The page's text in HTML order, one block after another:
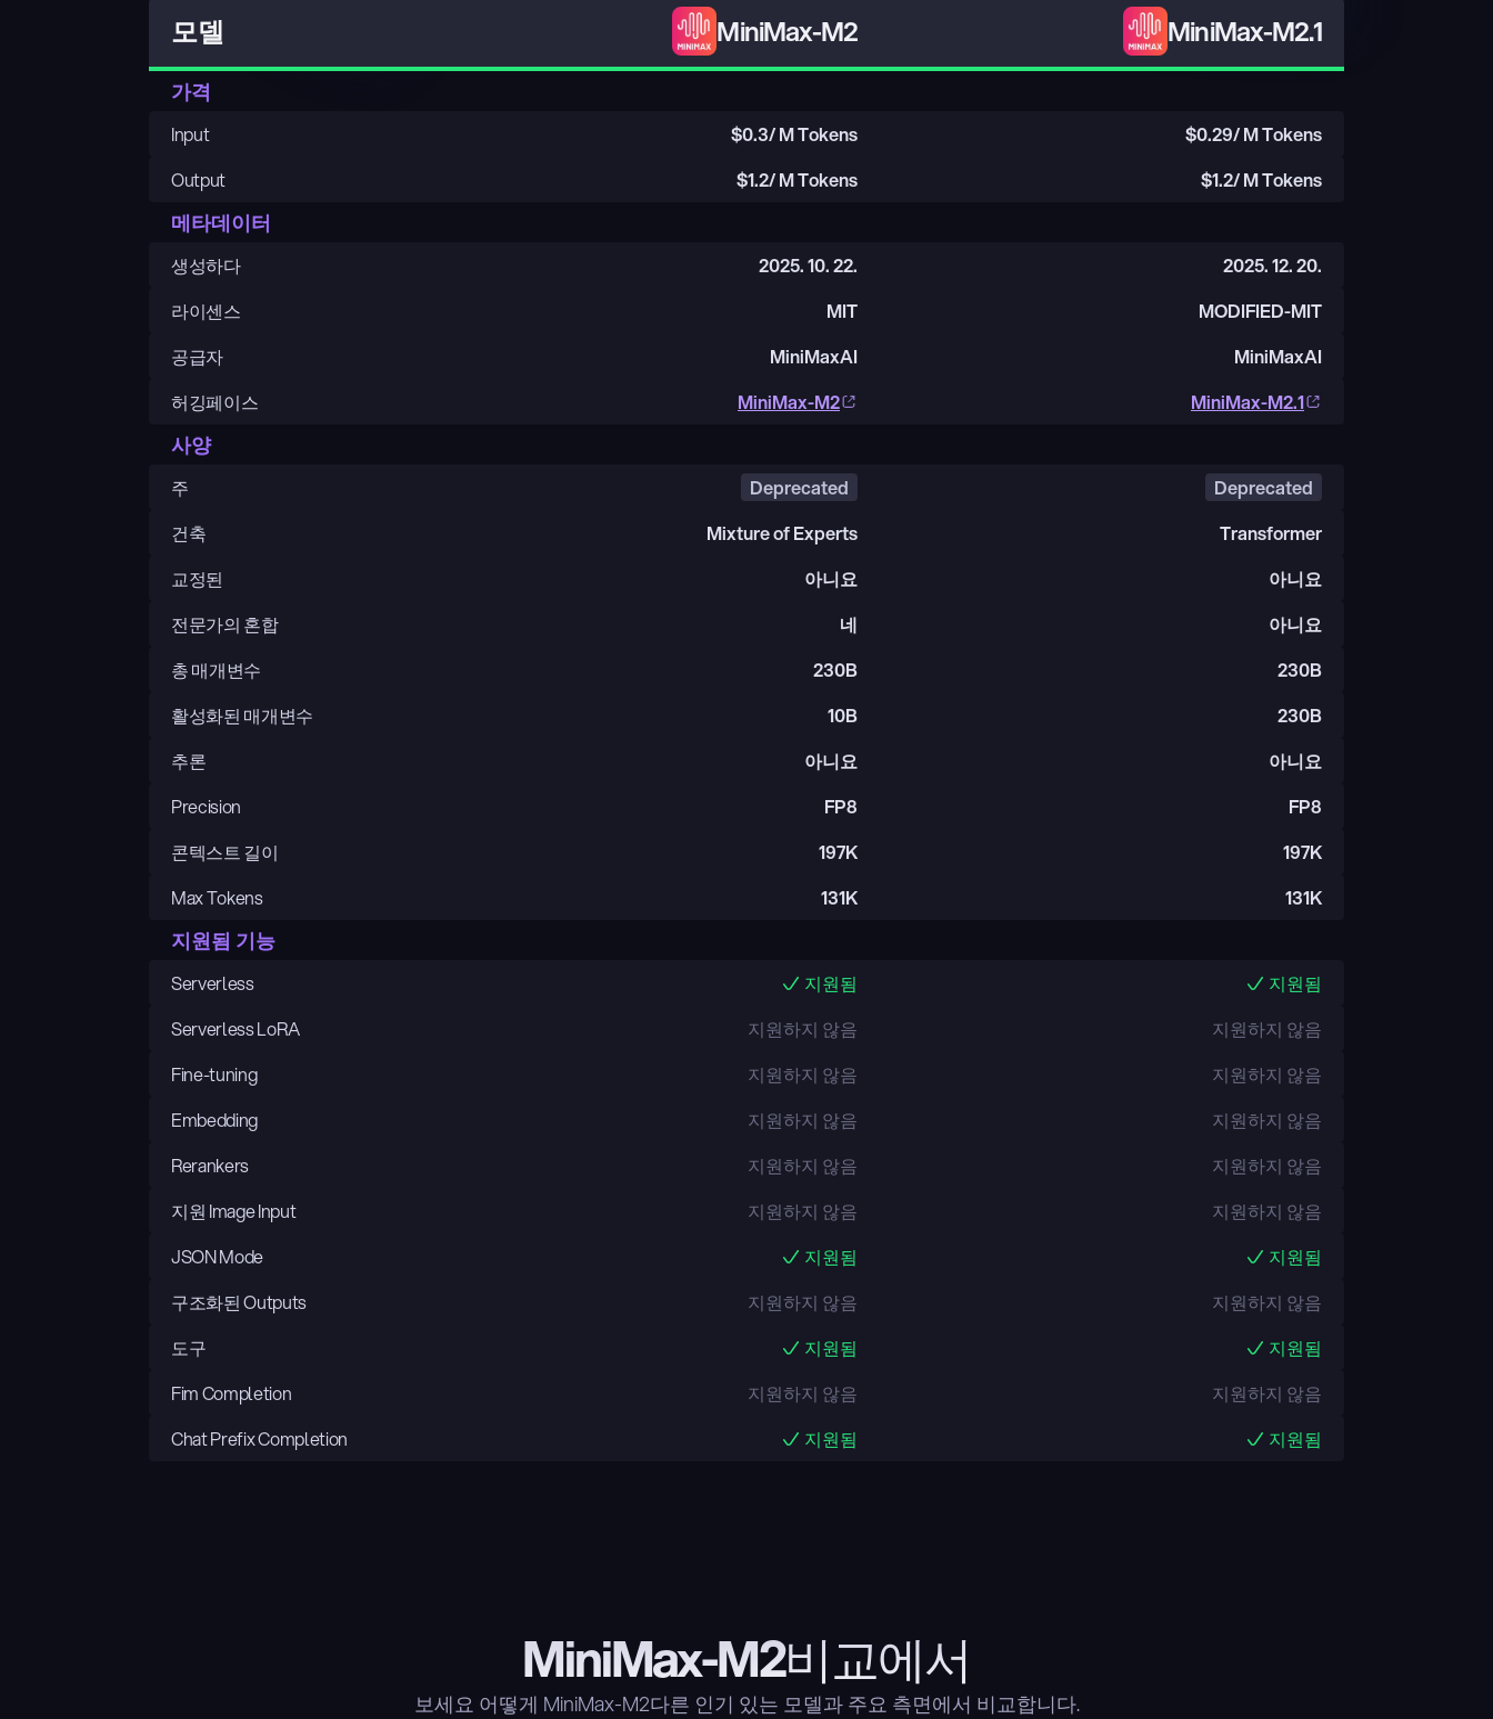
모델 MiniMax-M2 MiniMax-M2.1
가격
Input $0.3/ M Tokens $0.29/ M Tokens
Output
$1.2/ M Tokens $1.2/ M Tokens
메타데이터
생성하다 2025. 10. 22.
2025. 12. 20.
라이센스
MIT
MODIFIED-MIT
공급자
MiniMaxAI
MiniMaxAI
허깅페이스
MiniMax-M2 MiniMax-M2.1
사양
주 Deprecated
Deprecated
건축
Mixture of Experts
Transformer
교정된
아니요
아니요
전문가의 혼합
네
아니요
총 매개변수
230B
230B
활성화된 매개변수
10B
230B
추론
아니요
아니요
Precision
FP8
FP8
콘텍스트 길이
197K
197K
Max Tokens
131K 131K
지원됨 기능
Serverless 지원됨
지원됨
Serverless LoRA
지원하지 않음
지원하지 않음
Fine-tuning
지원하지 않음
지원하지 않음
Embedding
지원하지 않음
지원하지 않음
Rerankers
지원하지 않음
지원하지 않음
지원 Image Input
지원하지 않음
지원하지 않음
JSON Mode
지원됨
지원됨
구조화된 Outputs
지원하지 않음
지원하지 않음
도구
지원됨
지원됨
Fim Completion
지원하지 않음
지원하지 않음
Chat Prefix Completion
지원됨 지원됨
MiniMax-M2비교에서
보세요 어떻게 MiniMax-M2다른 인기 있는 모델과 주요 측면에서 비교합니다.